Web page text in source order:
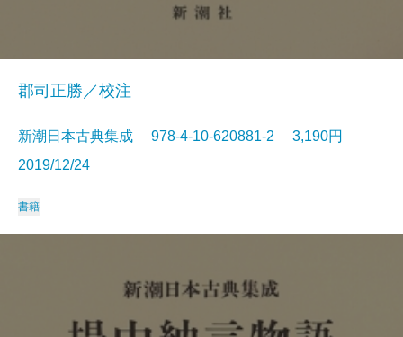
郡司正勝／校注
新潮日本古典集成 978-4-10-620881-2 3,190円
2019/12/24
書籍